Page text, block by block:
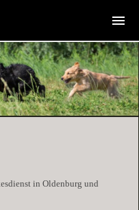
in Oldenburg und